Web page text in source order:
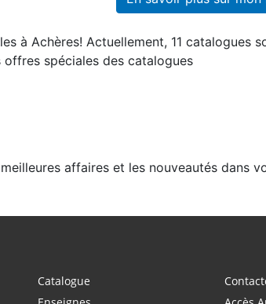
à Achères! Actuellement, 11 catalogues
offres spéciales des catalogues
affaires et les nouveautés dans
Catalogue